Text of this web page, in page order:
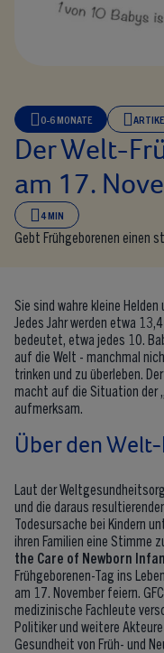
0-6 MONATE
Der Welt-
am 17.
4 MIN
Gebt Frühgeborenen einen
Sie sind wahre kleine
Jedes Jahr werden etwa
bedeutet, etwa jedes 10.
auf die Welt - manchmal
trinken und zu überleben.
macht auf die Situation der
aufmerksam.
Über den
Laut der
und die daraus
Todesursache bei Kindern
ihren Familien eine Stimme
the Care of Newborn
Frühgeborenen-Tag ins
am 17. November feiern.
medizinische Fachleute
Politiker und weitere
Gesundheit von Früh- und